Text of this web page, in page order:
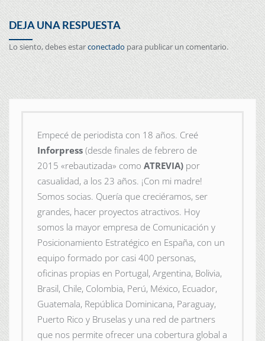
DEJA UNA RESPUESTA
Lo siento, debes estarconectadopara publicar un comentario.
Empecé de periodista con 18 años. Creé
Inforpress (desde finales de febrero de
2015 «rebautizada» como ATREVIA) por
casualidad, a los 23 años. ¡Con mi madre!
Somos socias. Quería que creciéramos, ser
grandes, hacer proyectos atractivos. Hoy
somos la mayor empresa de Comunicación y
Posicionamiento Estratégico en España, con un
equipo formado por casi 400 personas,
oficinas propias en Portugal, Argentina, Bolivia,
Brasil, Chile, Colombia, Perú, México, Ecuador,
Guatemala, República Dominicana, Paraguay,
Puerto Rico y Bruselas y una red de partners
que nos permite ofrecer una cobertura global a